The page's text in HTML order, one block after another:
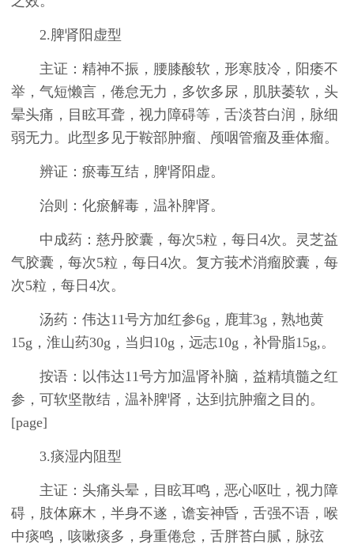
2.脾肾阳虚型
主证：精神不振，腰膝酸软，形寒肢冷，阳痿不
举，气短懒言，倦怠无力，多饮多尿，肌肤萎软，头
晕头痛，目眩耳聋，视力障碍等，舌淡苔白润，脉细
弱无力。此型多见于鞍部肿瘤、颅咽管瘤及垂体瘤。
辨证：瘀毒互结，脾肾阳虚。
治则：化瘀解毒，温补脾肾。
中成药：慈丹胶囊，每次5粒，每日4次。灵芝益
气胶囊，每次5粒，每日4次。复方莪术消瘤胶囊，每
次5粒，每日4次。
汤药：伟达11号方加红参6g，鹿茸3g，熟地黄
15g，淮山药30g，当归10g，远志10g，补骨脂15g,。
按语：以伟达11号方加温肾补脑，益精填髓之红
参，可软坚散结，温补脾肾，达到抗肿瘤之目的。
[page]
3.痰湿内阻型
主证：头痛头晕，目眩耳鸣，恶心呕吐，视力障
碍，肢体麻木，半身不遂，谵妄神昏，舌强不语，喉
中痰鸣，咳嗽痰多，身重倦怠，舌胖苔白腻，脉弦